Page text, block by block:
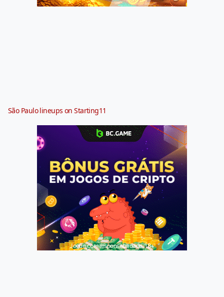
São Paulo lineups on Starting11
Jogue com responsabilidade. 18+